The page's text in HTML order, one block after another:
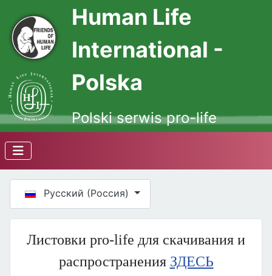
Human Life
International -
Polska
Polski serwis pro-life
Русский (Россия)
Листовки pro-life для скачивания и
распространения ЗДЕСЬ